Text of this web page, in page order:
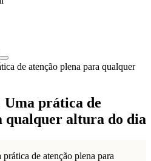
prática de
qualquer altura do dia
de atenção plena para